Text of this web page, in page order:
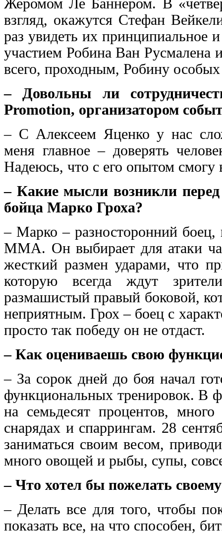
Жеромом Ле Баннером. В
взгляд, окажутся Стефан
раз увидеть их принципиальное
участием Робина Ван Русмалена
всего, проходным, Робину
– Довольны ли
Promotion, организатором
– С Алексеем Яценко у нас
меня главное – доверять
Надеюсь, что с его опытом
– Какие мысли возникли
бойца Марко Гроха?
– Марко – разносторонний
ММА. Он выбирает для атаки
жесткий размен ударами, что
которую всегда ждут
размашистый правый боковой,
неприятным. Грох – боец с
просто так победу он не отдаст.
– Как оцениваешь свою
– За сорок дней до боя начал
функциональных тренировок. В
на семьдесят процентов,
снарядах и спаррингам. 28
заниматься своим весом,
много овощей и рыбы, супы,
– Что хотел бы пожелать
– Делать все для того, чтобы
показать все, на что способен,